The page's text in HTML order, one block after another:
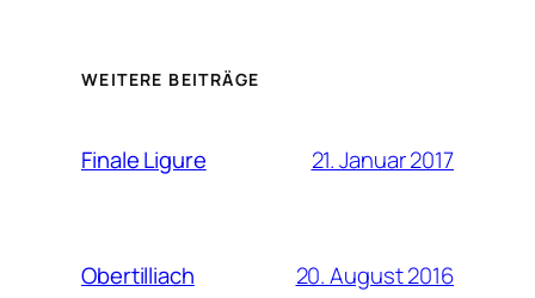
WEITERE BEITRÄGE
Finale Ligure 21. Januar 2017
Obertilliach 20. August 2016